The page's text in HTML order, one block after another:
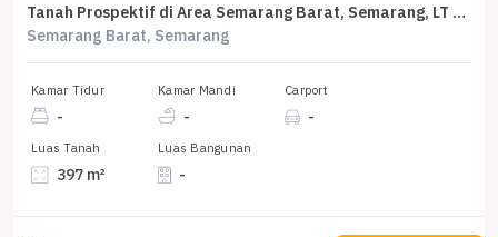
Tanah Prospektif di Area Semarang Barat, Semarang, LT 397m²
Semarang Barat, Semarang
Kamar Tidur
-
Kamar Mandi
-
Carport
-
Luas Tanah
397 m²
Luas Bangunan
-